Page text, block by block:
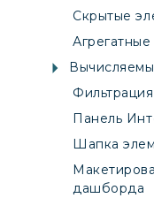
Скрытые
Панель
Шапка
дашборда